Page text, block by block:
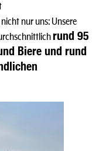
nur uns: Unsere
rund 95
Biere und rund